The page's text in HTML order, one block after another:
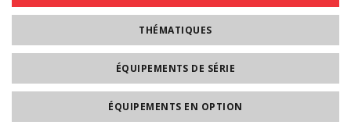
THÉMATIQUES
ÉQUIPEMENTS DE SÉRIE
ÉQUIPEMENTS EN OPTION